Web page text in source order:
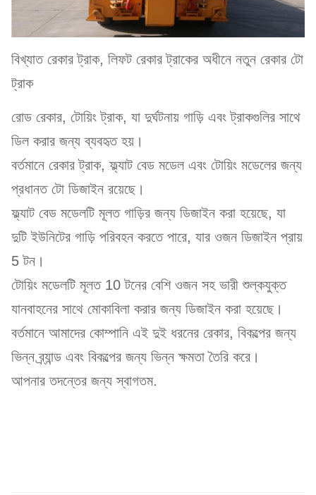
বিখ্যাত রেকার ট্রাক, লিফট রেকার ট্রাকের অধীনে নতুন রেকার টো
ট্রাক
রোড রেকার, টোয়িং ট্রাক, যা দুর্ঘটনায় গাড়ি এবং ট্রাকগুলির সাথে
ডিল করার জন্য ব্যবহৃত হয়।
বর্তমানে রেকার ট্রাক, ফ্ল্যাট বেড মডেল এবং টোয়িং মডেলের জন্য
প্রধানত টো ডিজাইন রয়েছে।
ফ্ল্যাট বেড মডেলটি মূলত গাড়ির জন্য ডিজাইন করা হয়েছে, যা
দুটি ইউনিটের গাড়ি পরিবহন করতে পারে, যার ওজন ডিজাইন প্রায়
5 টন।
টোয়িং মডেলটি মূলত 10 টনের বেশি ওজন সহ ভারী শুল্কযুক্ত
যানবাহনের সাথে মোকাবিলা করার জন্য ডিজাইন করা হয়েছে।
বর্তমানে আমাদের কোম্পানি এই দুই ধরনের রেকার, বিকল্পের জন্য
ভিন্ন ব্র্যান্ড এবং বিকল্পের জন্য ভিন্ন ক্ষমতা তৈরি করে।
আপনার তদন্তের জন্য স্বাগতম.